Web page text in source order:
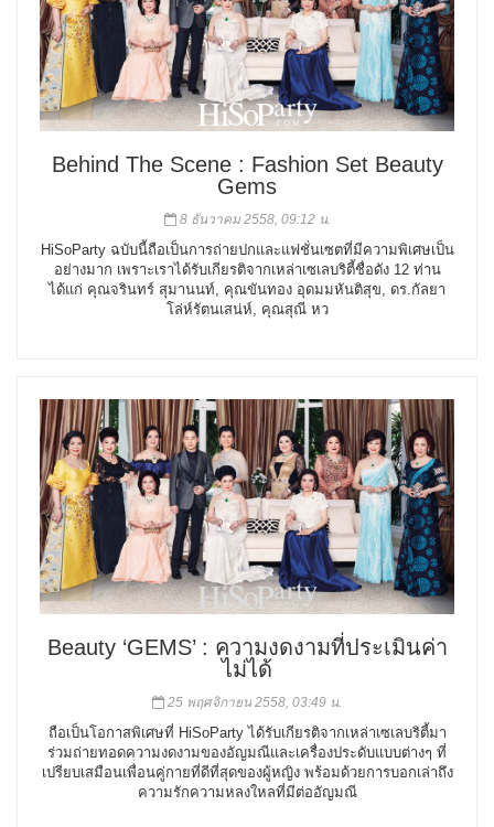
Behind The Scene : Fashion Set Beauty
Gems
8 ธันวาคม 2558, 09:12 น.
HiSoParty ฉบับนี้ถือเป็นการถ่ายปกและแฟชั่นเซตที่มีความพิเศษเป็น
อย่างมาก เพราะเราได้รับเกียรติจากเหล่าเซเลบริตี้ชื่อดัง 12 ท่าน
ได้แก่ คุณจรินทร์ สุมานนท์, คุณขันทอง อุดมมหันติสุข, ดร.กัลยา
โล่ห์รัตนเสน่ห์, คุณสุณี หว
Beauty ‘GEMS’ : ความงดงามที่ประเมินค่า
ไม่ได้
25 พฤศจิกายน 2558, 03:49 น.
ถือเป็นโอกาสพิเศษที่ HiSoParty ได้รับเกียรติจากเหล่าเซเลบริตี้มา
ร่วมถ่ายทอดความงดงามของอัญมณีและเครื่องประดับแบบต่างๆ ที่
เปรียบเสมือนเพื่อนคู่กายที่ดีที่สุดของผู้หญิง พร้อมด้วยการบอกเล่าถึง
ความรักความหลงใหลที่มีต่ออัญมณี